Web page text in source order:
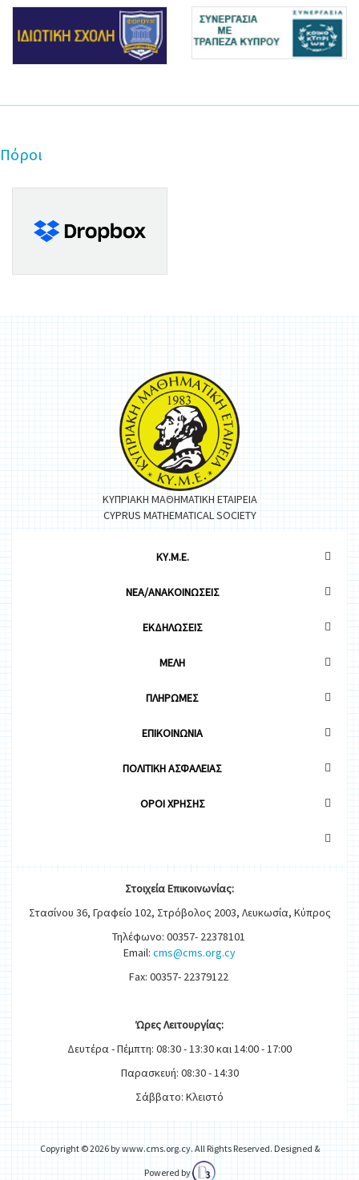
Πόροι
ΚΥΠΡΙΑΚΗ ΜΑΘΗΜΑΤΙΚΗ ΕΤΑΙΡΕΙΑ
CYPRUS MATHEMATICAL SOCIETY
ΚΥ.Μ.Ε.
ΝΕΑ/ΑΝΑΚΟΙΝΩΣΕΙΣ
ΕΚΔΗΛΩΣΕΙΣ
ΜΕΛΗ
ΠΛΗΡΩΜΕΣ
ΕΠΙΚΟΙΝΩΝΙΑ
ΠΟΛΙΤΙΚΗ ΑΣΦΑΛΕΙΑΣ
OΡΟΙ ΧΡΗΣΗΣ
ΣτοιχείαΕπικοινωνίας:
Στασίνου 36, Γραφείο 102, Στρόβολος 2003, Λευκωσία, Κύπρος
Τηλέφωνο: 00357- 22378101
Email: cms@cms.org.cy
Fax: 00357- 22379122
ΏρεςΛειτουργίας:
Δευτέρα - Πέμπτη: 08:30 - 13:30 και 14:00 - 17:00
Παρασκευή: 08:30 - 14:30
Σάββατο: Κλειστό
Copyright © 2026 by www.cms.org.cy. All Rights Reserved. Designed &
Powered by